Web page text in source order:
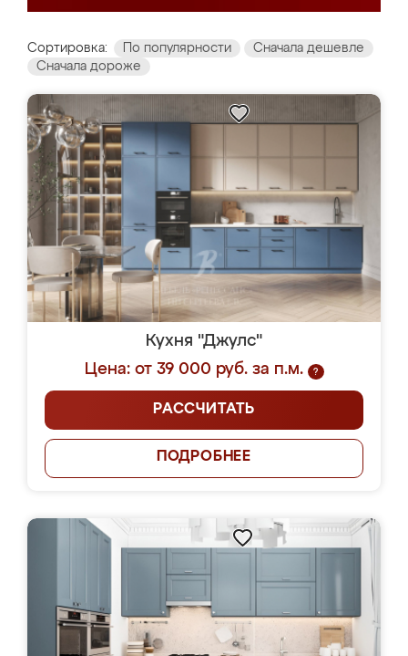
Сортировка: По популярности
Сначала дешевле
Сначала дороже
Кухня "Джулс"
Цена: от 39 000 руб. за п.м.
?
РАССЧИТАТЬ
ПОДРОБНЕЕ